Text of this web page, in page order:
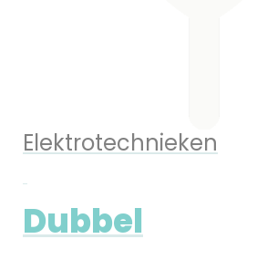
Elektrotechnieken
Dubbel